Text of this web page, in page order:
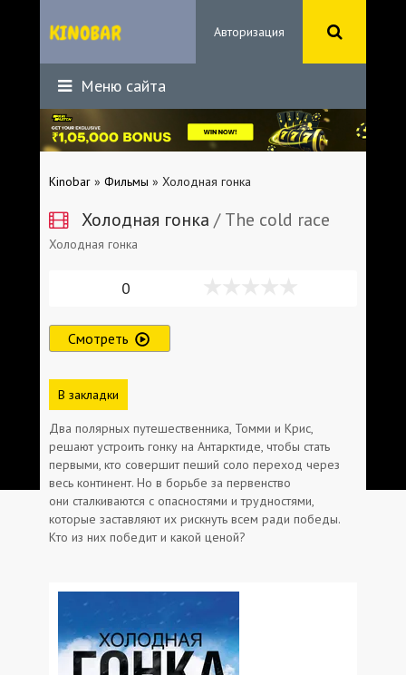
Авторизация
Меню сайта
Kinobar » Фильмы » Холодная гонка
Холодная гонка / The cold race
Холодная гонка
0
Смотреть
В закладки
Два полярных путешественника, Томми и Крис,
решают устроить гонку на Антарктиде, чтобы стать
первыми, кто совершит пеший соло переход через
весь континент. Но в борьбе за первенство
они сталкиваются с опасностями и трудностями,
которые заставляют их рискнуть всем ради победы.
Кто из них победит и какой ценой?